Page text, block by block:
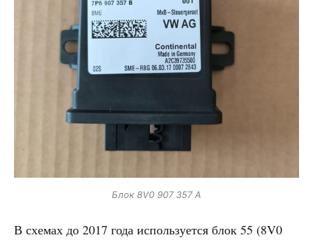
Блок 8V0 907 357 A
В схемах до 2017 года используется блок 55 (8V0